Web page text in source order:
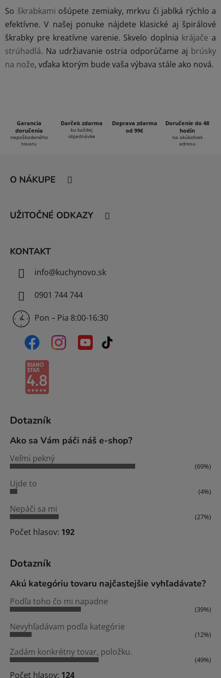
l
á
d
a
c
i
y
So škrabkami ošúpete zemiaky, mrkvu či jablká rýchlo a
efektívne. V našej ponuke nájdete klasické aj špirálové
škrabky pre kreatívne varenie. Skvelo doplnia krájače a
strúhadlá. Na udržiavanie ostria odporúčame aj brúsky
na nože, vďaka ktorým bude vaša výbava stále ako nová.
Garancia
doručenia
nepoškodeného
tovaru
Darček zdarma
ku každej
objednávke
Doprava zdarma
od 99€
Doručenie do 48
hodín
na akúkoľvek
adresu
O NÁKUPE
UŽITOČNÉ ODKAZY
KONTAKT
info@kuchynovo.sk
0901 744 744
Pon – Pia 8:00-16:30
Dotazník
Ako sa Vám páči náš e-shop?
Veľmi pekný
(69%)
Ujde to
(4%)
Nepáči sa mi
(27%)
Počet hlasov: 192
Dotazník
Akú kategóriu tovaru najčastejšie vyhľadávate?
Podľa toho čo mi napadne
(39%)
Nevyhľadávam podľa kategórie
(12%)
Zadám konkrétny tovar, položku.
(49%)
Počet hlasov: 124